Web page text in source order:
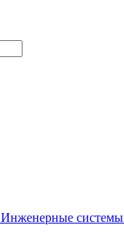
Инженерные системы